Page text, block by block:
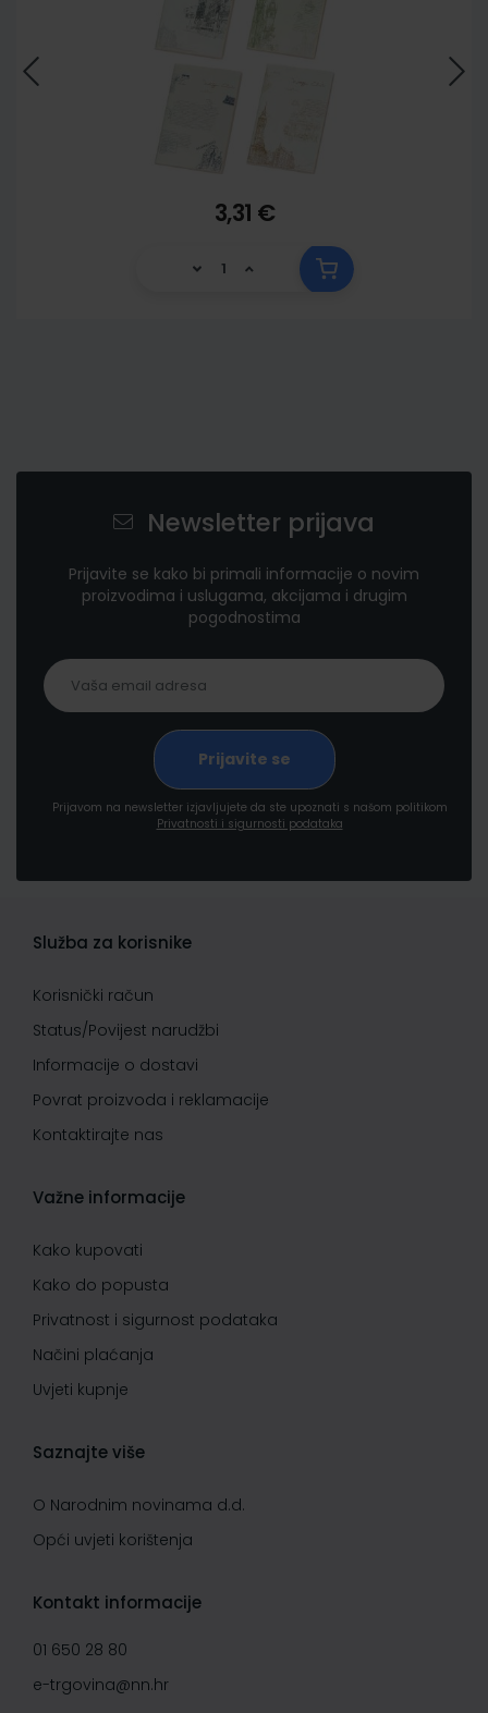
3,31 €
Newsletter prijava
Prijavite se kako bi primali informacije o novim
proizvodima i uslugama, akcijama i drugim
pogodnostima
Prijavom na newsletter izjavljujete da ste upoznati s našom politikom
Privatnosti i sigurnosti podataka
Služba za korisnike
Korisnički račun
Status/Povijest narudžbi
Informacije o dostavi
Povrat proizvoda i reklamacije
Kontaktirajte nas
Važne informacije
Kako kupovati
Kako do popusta
Privatnost i sigurnost podataka
Načini plaćanja
Uvjeti kupnje
Saznajte više
O Narodnim novinama d.d.
Opći uvjeti korištenja
Kontakt informacije
01 650 28 80
e-trgovina@nn.hr